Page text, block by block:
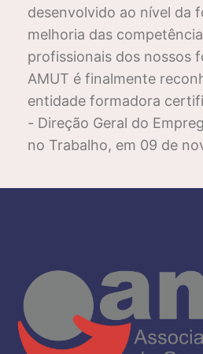
desenvolvido ao nível da
melhoria das
profissionais dos nossos
AMUT é finalmente
entidade formadora
- Direção Geral do
no Trabalho, em 09 de